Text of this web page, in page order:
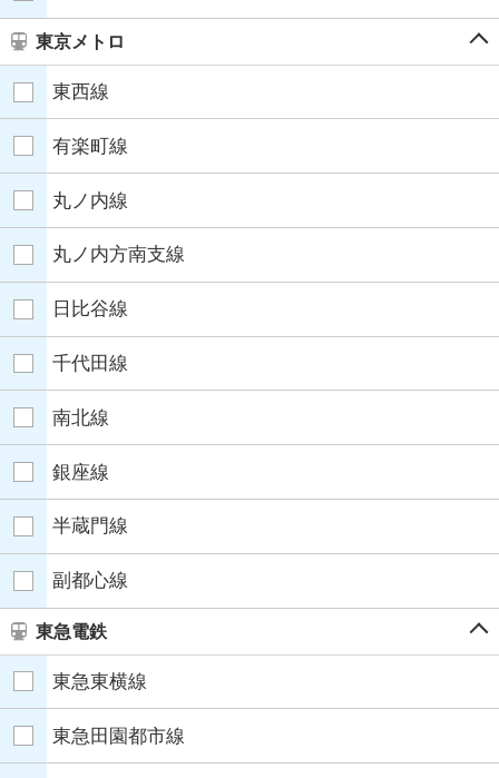
東京メトロ
東西線
有楽町線
丸ノ内線
丸ノ内方南支線
日比谷線
千代田線
南北線
銀座線
半蔵門線
副都心線
東急電鉄
東急東横線
東急田園都市線